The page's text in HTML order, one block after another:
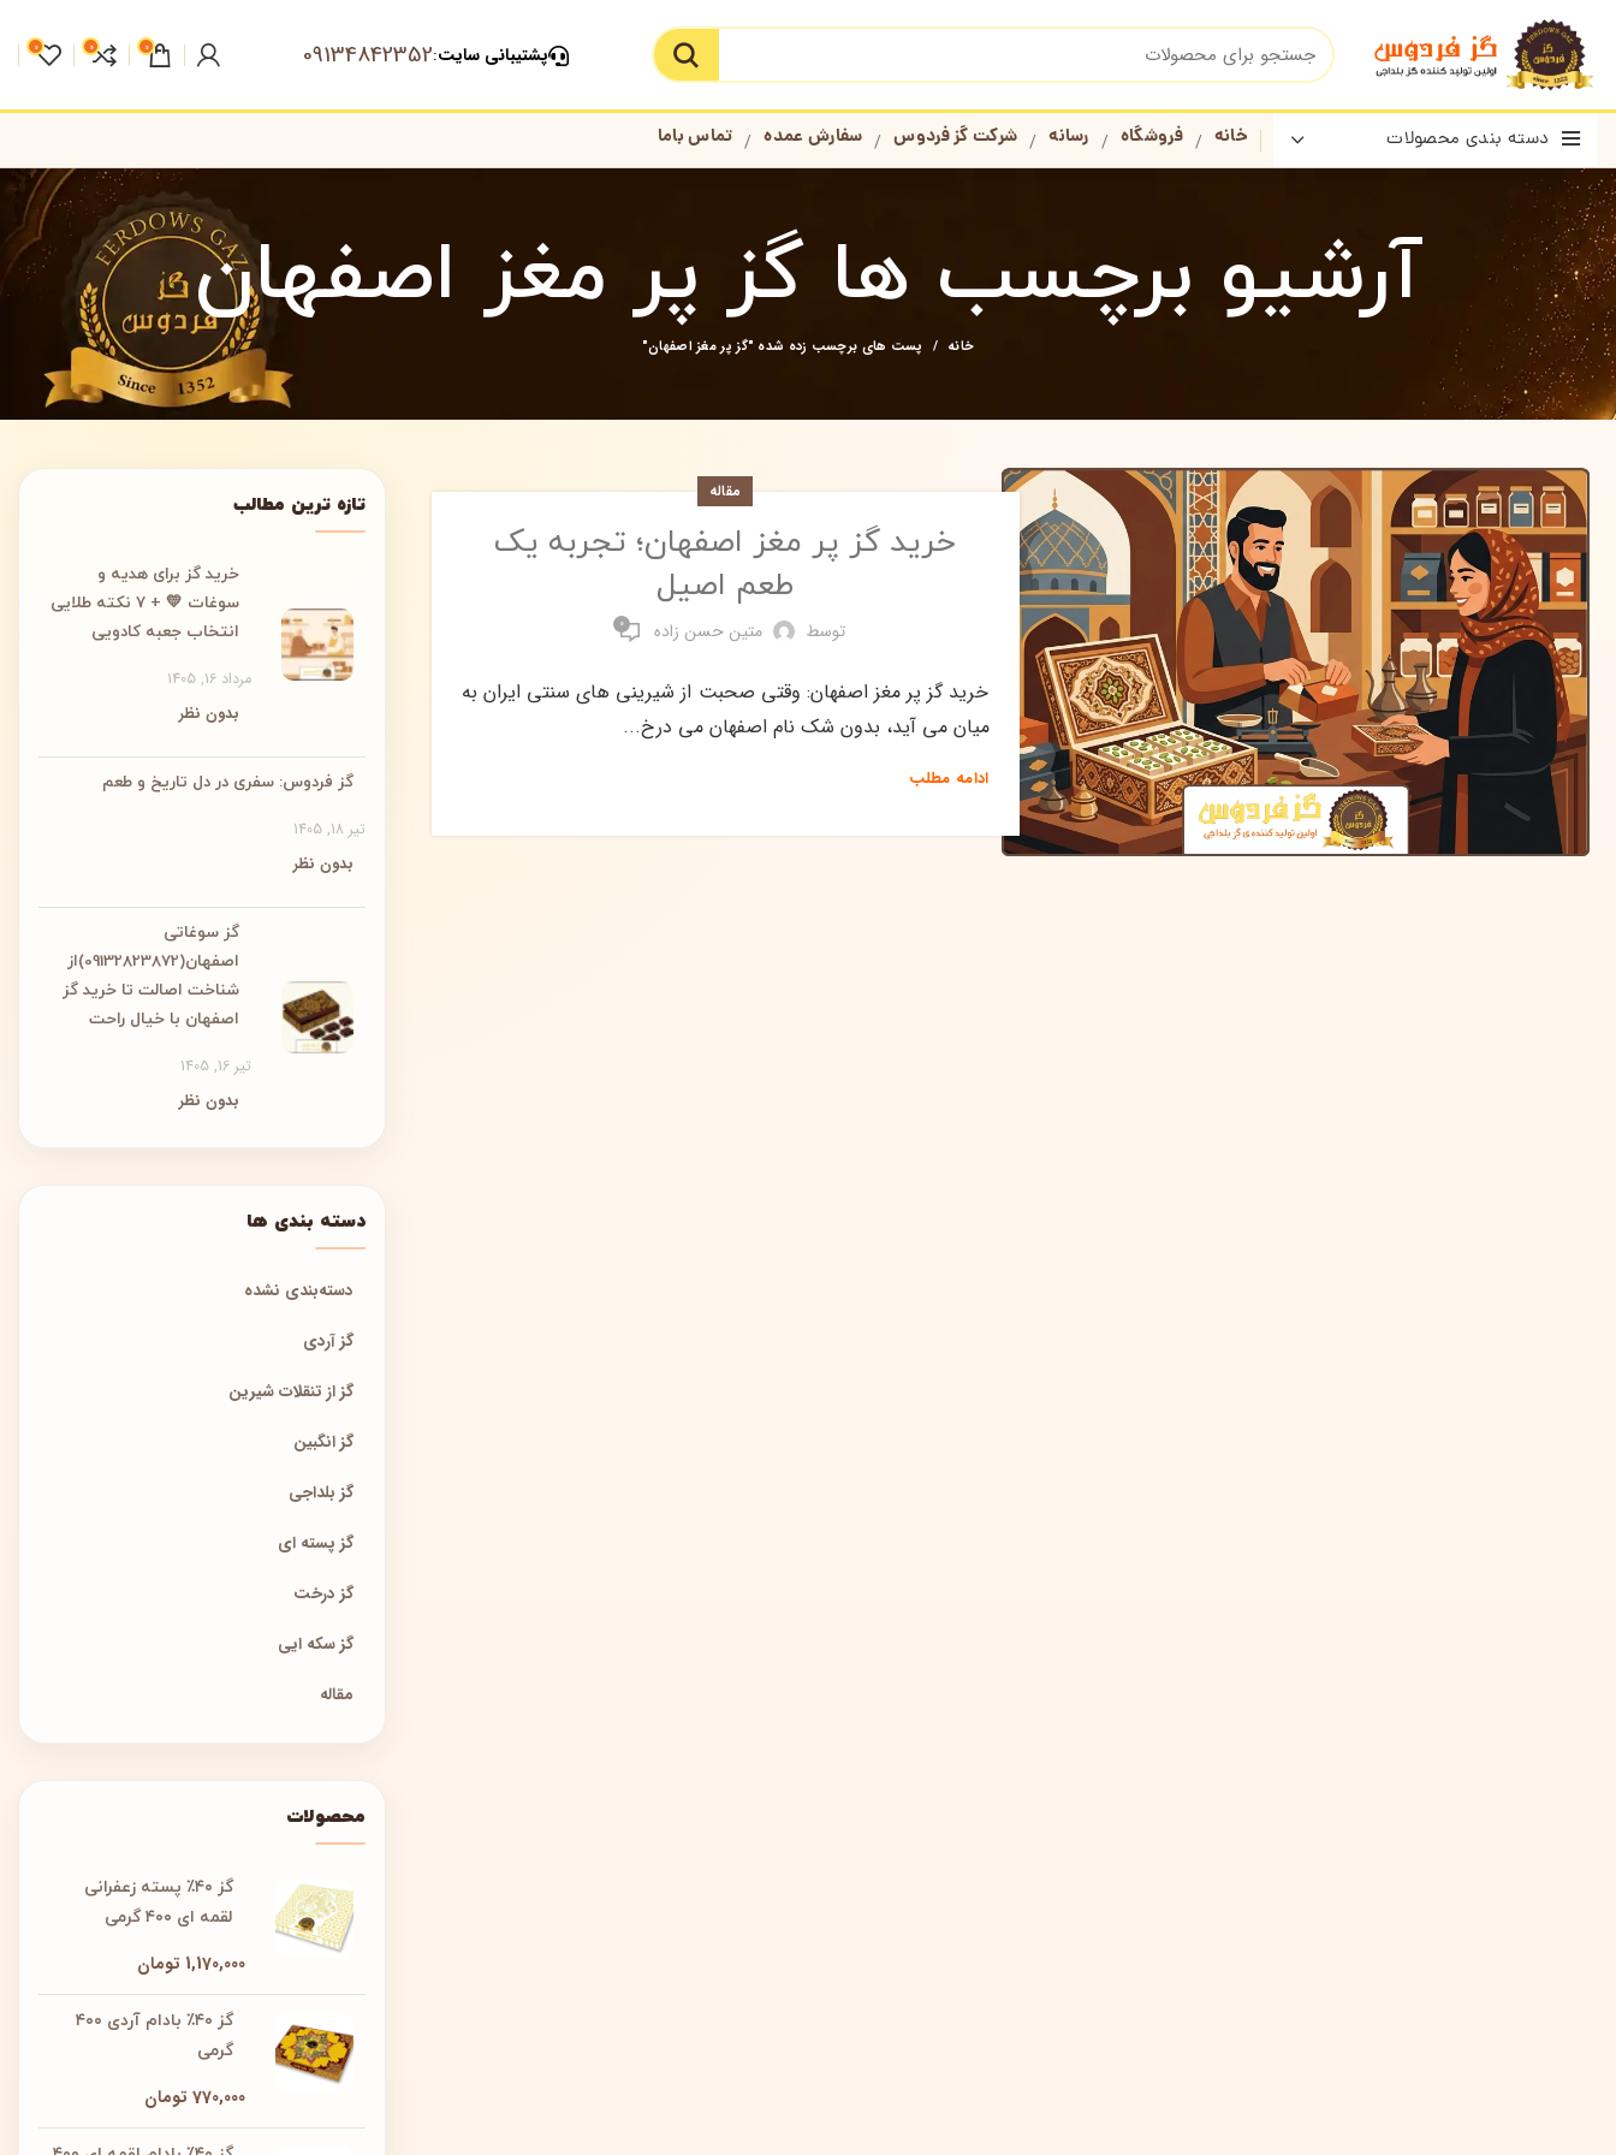
پشتیبانی سایت:
09134842352
0
0
0
دسته بندی محصولات خانه فروشگاه رسانه شرکت گز فردوس سفارش عمده تماس باما
آرشیو برچسب ها گز پر مغز اصفهان
خانه پست های برچسب زده شده "گز پر مغز اصفهان"
مقاله
خرید گز پر مغز اصفهان؛ تجربه یک
طعم اصیل
توسط متین حسن زاده 0
خرید گز پر مغز اصفهان: وقتی صحبت از شیرینی های سنتی ایران به
میان می آید، بدون شک نام اصفهان می درخ...
ادامه مطلب
تازه ترین مطالب
خرید گز برای هدیه و
سوغات 💛 + ۷ نکته طلایی
انتخاب جعبه کادویی
مرداد 16, 1405
بدون نظر
گز فردوس: سفری در دل تاریخ و طعم
تیر 18, 1405
بدون نظر
گز سوغاتی
اصفهان(09132823872)از
شناخت اصالت تا خرید گز
اصفهان با خیال راحت
تیر 16, 1405
بدون نظر
دسته بندی ها
دسته‌بندی نشده
گز آردی
گز از تنقلات شیرین
گز انگبین
گز بلداجی
گز پسته ای
گز درخت
گز سکه ایی
مقاله
محصولات
گز ۴۰٪ پسته زعفرانی
لقمه ای ۴۰۰ گرمی
1,170,000 تومان
گز ۴۰٪ بادام آردی ۴۰۰
گرمی
770,000 تومان